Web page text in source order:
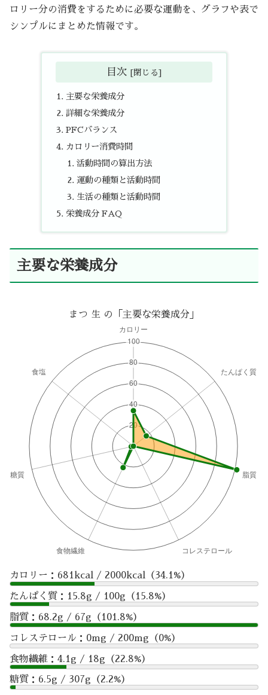
ロリー分の消費をするために必要な運動を、グラフや表で
シンプルにまとめた情報です。
目次
主要な栄養成分
詳細な栄養成分
PFCバランス
カロリー消費時間
活動時間の算出方法
運動の種類と活動時間
生活の種類と活動時間
栄養成分 FAQ
主要な栄養成分
まつ 生 の「主要な栄養成分」
カロリー：681kcal / 2000kcal（34.1%）
たんぱく質：15.8g / 100g（15.8%）
脂質：68.2g / 67g（101.8%）
コレステロール：0mg / 200mg（0%）
食物繊維：4.1g / 18g（22.8%）
糖質：6.5g / 307g（2.2%）